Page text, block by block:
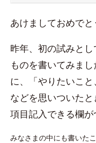
あけましておめでと
昨年、初の試みと
ものを書いてみま
に、「やりたいこ
などを思いついた
項目記入できる欄が
みなさまの中にも書いた